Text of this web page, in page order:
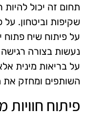
תחום זה יכול
שקיפות וביטחון. על
על פיתוח שיח
נעשות בצורה
על בריאות מינית
השותפים ומחזק
פיתוח